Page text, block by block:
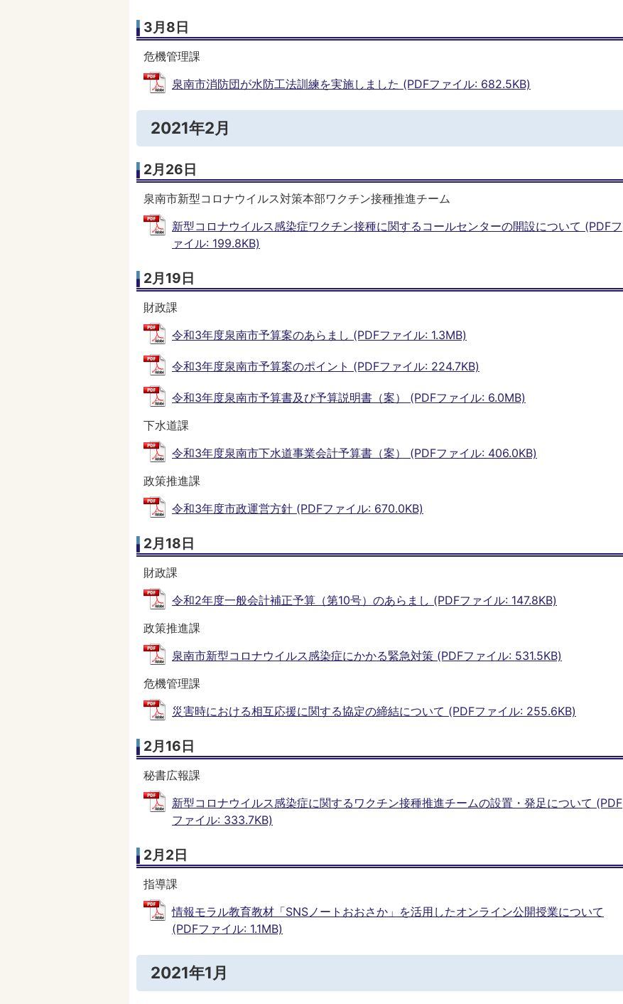
3月8日
危機管理課
泉南市消防団が水防工法訓練を実施しました (PDFファイル: 682.5KB)
2021年2月
2月26日
泉南市新型コロナウイルス対策本部ワクチン接種推進チーム
新型コロナウイルス感染症ワクチン接種に関するコールセンターの開設について (PDFフ
ァイル: 199.8KB)
2月19日
財政課
令和3年度泉南市予算案のあらまし (PDFファイル: 1.3MB)
令和3年度泉南市予算案のポイント (PDFファイル: 224.7KB)
令和3年度泉南市予算書及び予算説明書（案） (PDFファイル: 6.0MB)
下水道課
令和3年度泉南市下水道事業会計予算書（案） (PDFファイル: 406.0KB)
政策推進課
令和3年度市政運営方針 (PDFファイル: 670.0KB)
2月18日
財政課
令和2年度一般会計補正予算（第10号）のあらまし (PDFファイル: 147.8KB)
政策推進課
泉南市新型コロナウイルス感染症にかかる緊急対策 (PDFファイル: 531.5KB)
危機管理課
災害時における相互応援に関する協定の締結について (PDFファイル: 255.6KB)
2月16日
秘書広報課
新型コロナウイルス感染症に関するワクチン接種推進チームの設置・発足について (PDF
ファイル: 333.7KB)
2月2日
指導課
情報モラル教育教材「SNSノートおおさか」を活用したオンライン公開授業について
(PDFファイル: 1.1MB)
2021年1月